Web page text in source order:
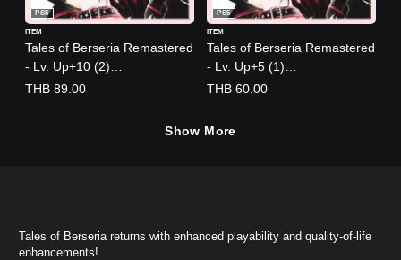
Tales of Berseria Remastered
- Lv. Up+10 (2)
(English/Japanese Ver.)
PS5
ITEM
THB 89.00
Tales of Berseria Remastered
- Lv. Up+5 (1)
(English/Japanese Ver.)
PS5
ITEM
THB 60.00
Show More
Tales of Berseria returns with enhanced playability and quality-of-life
enhancements!